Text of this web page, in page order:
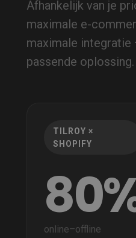
Afhankelijk van je
maximale
maximale
passende oplossing.
TILROY ×
SHOPIFY
online–offline